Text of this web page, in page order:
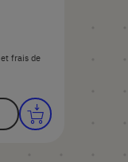
frais de